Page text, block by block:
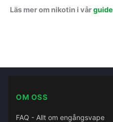
Läs mer om nikotin i vårguide
OM OSS
FAQ - Allt om engångsvape